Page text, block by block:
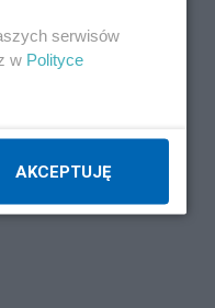
serwisów
w Polityce
AKCEPTUJĘ